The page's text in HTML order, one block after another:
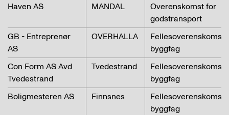
Haven AS MANDAL
Overenskomst for
godstransport
GB - Entreprenør
AS
OVERHALLA
byggfag
Con Form AS Avd
Tvedestrand
Tvedestrand
byggfag
Boligmesteren AS
Finnsnes
byggfag